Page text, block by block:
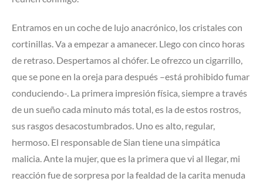
Entramos en un coche de lujo anacrónico, los cristales con
cortinillas. Va a empezar a amanecer. Llego con cinco horas
de retraso. Despertamos al chófer. Le ofrezco un cigarrillo,
que se pone en la oreja para después –está prohibido fumar
conduciendo-. La primera impresión física, siempre a través
de un sueño cada minuto más total, es la de estos rostros,
sus rasgos desacostumbrados. Uno es alto, regular,
hermoso. El responsable de Sian tiene una simpática
malicia. Ante la mujer, que es la primera que vi al llegar, mi
reacción fue de sorpresa por la fealdad de la carita menuda